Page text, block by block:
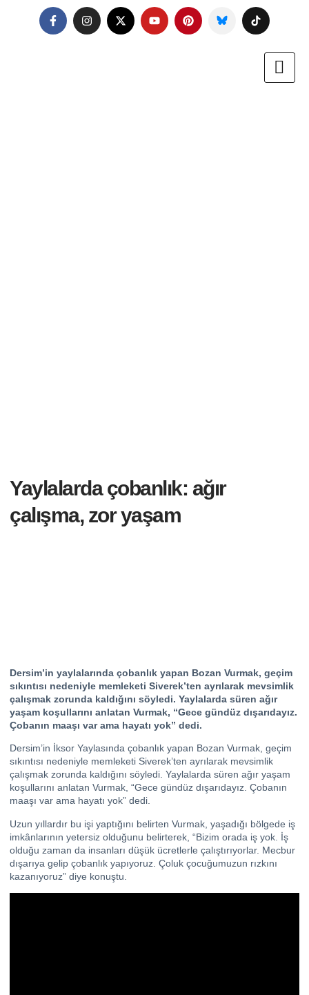
Yaylalarda çobanlık: ağır
çalışma, zor yaşam
Dersim’in yaylalarında çobanlık yapan Bozan Vurmak, geçim
sıkıntısı nedeniyle memleketi Siverek’ten ayrılarak mevsimlik
çalışmak zorunda kaldığını söyledi. Yaylalarda süren ağır
yaşam koşullarını anlatan Vurmak, “Gece gündüz dışarıdayız.
Çobanın maaşı var ama hayatı yok” dedi.
Dersim’in İksor Yaylasında çobanlık yapan Bozan Vurmak, geçim
sıkıntısı nedeniyle memleketi Siverek’ten ayrılarak mevsimlik
çalışmak zorunda kaldığını söyledi. Yaylalarda süren ağır yaşam
koşullarını anlatan Vurmak, “Gece gündüz dışarıdayız. Çobanın
maaşı var ama hayatı yok” dedi.
Uzun yıllardır bu işi yaptığını belirten Vurmak, yaşadığı bölgede iş
imkânlarının yetersiz olduğunu belirterek, “Bizim orada iş yok. İş
olduğu zaman da insanları düşük ücretlerle çalıştırıyorlar. Mecbur
dışarıya gelip çobanlık yapıyoruz. Çoluk çocuğumuzun rızkını
kazanıyoruz” diye konuştu.